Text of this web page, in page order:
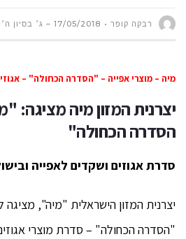
רבקה קופר 17/05/2018 – ג׳ בסיון ה׳תשע״ח
מיה – מוצרי אפייה – "הסדרה הכחולה" –
יצרנית המזון מיה מציגה:
הסדרה הכחולה"
סדרת אגוזים ושקדים לאפייה
יצרנית המזון הישראלית "מיה",
"הסדרה הכחולה" – סדרת מוצרי